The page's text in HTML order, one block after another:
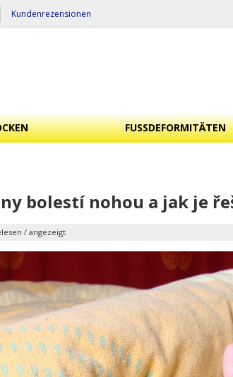
Kundenrezensionen
FUSSDEFORMITÄTEN
bolestí nohou a jak je
/ angezeigt